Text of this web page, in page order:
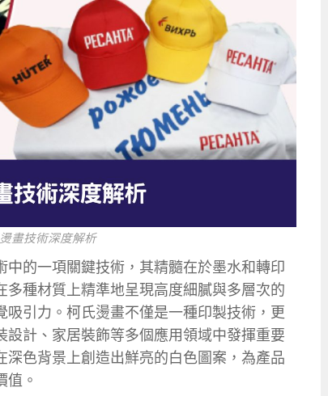
畫技術深度解析
中的一項關鍵技術，其精髓在於墨水和轉印
種材質上精準地呈現高度細膩與多層次的
吸引力。柯氏燙畫不僅是一種印製技術，更
計、家居裝飾等多個應用領域中發揮重要
色背景上創造出鮮亮的白色圖案，為產品
值。